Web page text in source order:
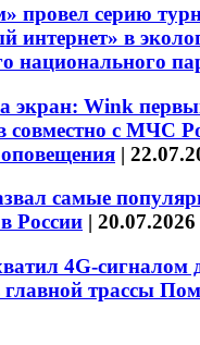
провел серию
интернет» в
национального
экран: Wink
совместно с МЧС
|
самые
России | 20.07.2026
4G-сигналом
главной трассы